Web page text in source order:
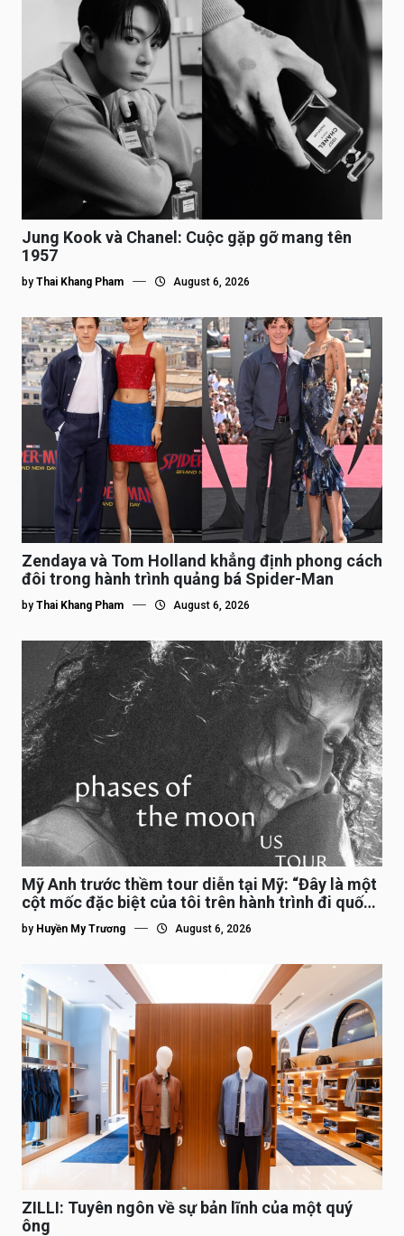
Jung Kook và Chanel: Cuộc gặp gỡ mang tên
1957
by Thai Khang Pham August 6, 2026
Zendaya và Tom Holland khẳng định phong cách
đôi trong hành trình quảng bá Spider-Man
by Thai Khang Pham August 6, 2026
Mỹ Anh trước thềm tour diễn tại Mỹ: “Đây là một
cột mốc đặc biệt của tôi trên hành trình đi quốc
tế”
by Huyền My Trương August 6, 2026
ZILLI: Tuyên ngôn về sự bản lĩnh của một quý
ông